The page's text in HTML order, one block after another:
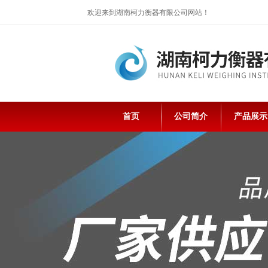
欢迎来到湖南柯力衡器有限公司网站！
首页 公司简介 产品展示